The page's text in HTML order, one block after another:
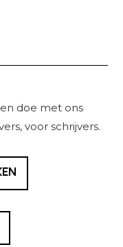
doe met ons
voor schrijvers.